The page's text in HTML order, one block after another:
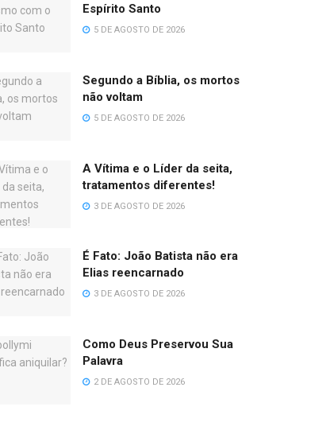
Espírito Santo
5 DE AGOSTO DE 2026
Segundo a Bíblia, os mortos
não voltam
5 DE AGOSTO DE 2026
A Vítima e o Líder da seita,
tratamentos diferentes!
3 DE AGOSTO DE 2026
É Fato: João Batista não era
Elias reencarnado
3 DE AGOSTO DE 2026
Como Deus Preservou Sua
Palavra
2 DE AGOSTO DE 2026